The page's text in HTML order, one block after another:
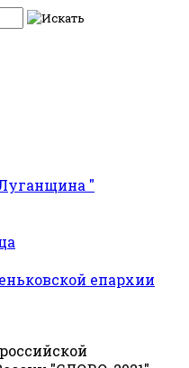
"
епархии